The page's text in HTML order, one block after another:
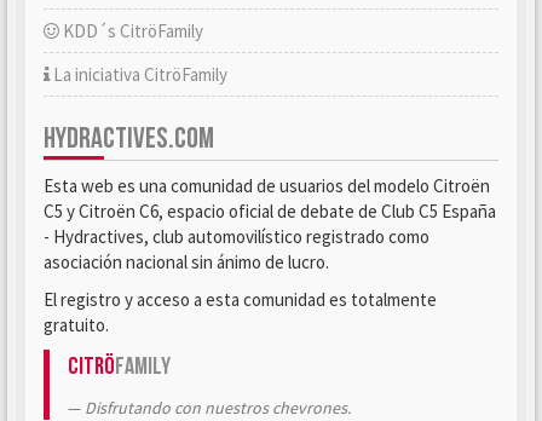
KDD´s CitröFamily
La iniciativa CitröFamily
HYDRACTIVES.COM
Esta web es una comunidad de usuarios del modelo Citroën
C5 y Citroën C6, espacio oficial de debate de Club C5 España
- Hydractives, club automovilístico registrado como
asociación nacional sin ánimo de lucro.
El registro y acceso a esta comunidad es totalmente
gratuito.
CitröFamily
Disfrutando con nuestros chevrones.